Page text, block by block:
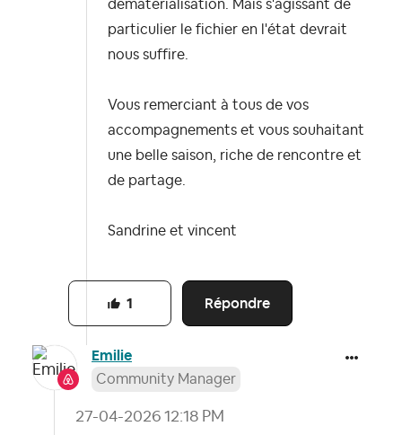
dématérialisation. Mais s'agissant de
particulier le fichier en l'état devrait
nous suffire.
Vous remerciant à tous de vos
accompagnements et vous souhaitant
une belle saison, riche de rencontre et
de partage.
Sandrine et vincent
Répondre
1
Emilie
Community Manager
‎27-04-2026 12:18 PM